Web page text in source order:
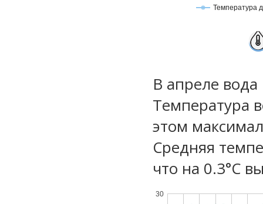
Температура
В апреле
Температура
этом
Средняя
что на 0.3°C
30